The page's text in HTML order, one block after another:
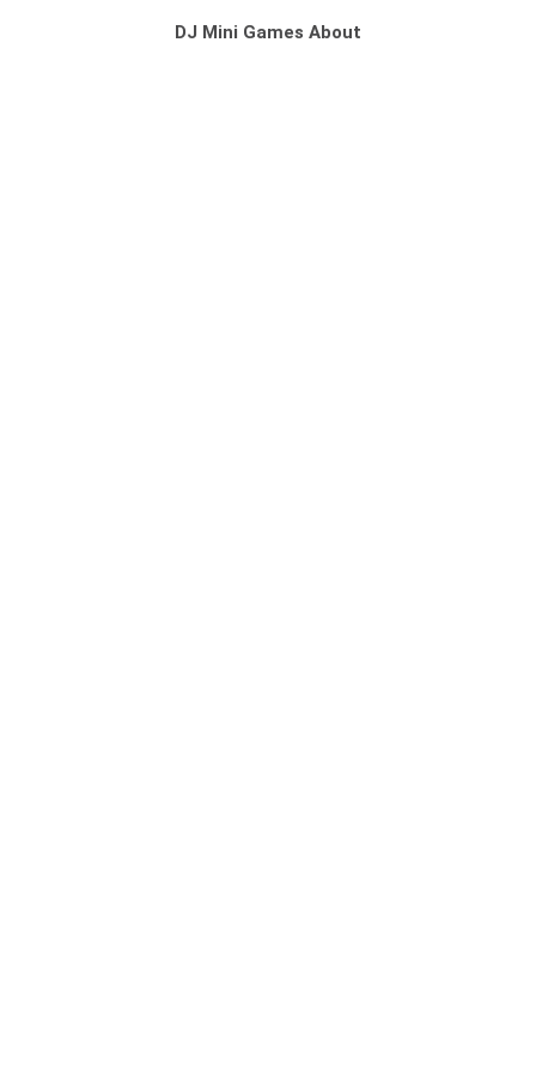
DJ Mini Games About